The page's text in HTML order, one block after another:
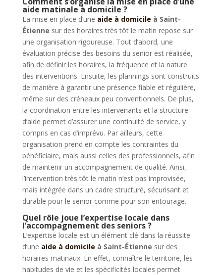
aide matinale à domicile ?
La mise en place d’une aide à domicile à Saint-
Étienne sur des horaires très tôt le matin repose sur
une organisation rigoureuse. Tout d’abord, une
évaluation précise des besoins du senior est réalisée,
afin de définir les horaires, la fréquence et la nature
des interventions. Ensuite, les plannings sont construits
de manière à garantir une présence fiable et régulière,
même sur des créneaux peu conventionnels. De plus,
la coordination entre les intervenants et la structure
d’aide permet d’assurer une continuité de service, y
compris en cas d’imprévu. Par ailleurs, cette
organisation prend en compte les contraintes du
bénéficiaire, mais aussi celles des professionnels, afin
de maintenir un accompagnement de qualité. Ainsi,
l’intervention très tôt le matin n’est pas improvisée,
mais intégrée dans un cadre structuré, sécurisant et
durable pour le senior comme pour son entourage.
Quel rôle joue l’expertise locale dans
l’accompagnement des seniors ?
L’expertise locale est un élément clé dans la réussite
d’une aide à domicile à Saint-Étienne sur des
horaires matinaux. En effet, connaître le territoire, les
habitudes de vie et les spécificités locales permet